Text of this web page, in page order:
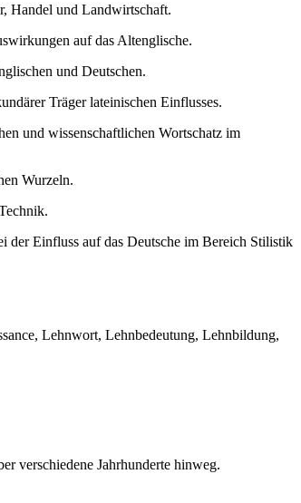
Handel und Landwirtschaft.
auf das Altenglische.
und Deutschen.
Träger lateinischen Einflusses.
und wissenschaftlichen Wortschatz im
Wurzeln.
der Einfluss auf das Deutsche im Bereich Stilistik
Lehnwort, Lehnbedeutung, Lehnbildung,
verschiedene Jahrhunderte hinweg.